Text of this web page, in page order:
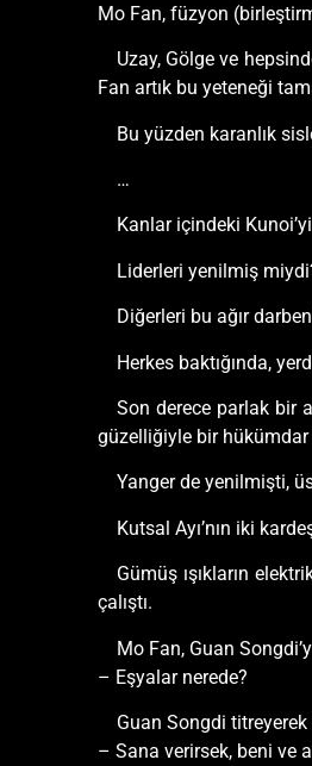
Mo Fan, füzyon
Uzay, Gölge ve
Fan artık bu yeteneği
Bu yüzden karanlık
…
Kanlar içindeki
Liderleri yenilmiş
Diğerleri bu ağır
Herkes baktığında,
Son derece parlak bir
güzelliğiyle bir
Yanger de yenilmişti,
Kutsal Ayı’nın iki
Gümüş ışıkların
çalıştı.
Mo Fan, Guan
– Eşyalar nerede?
Guan Songdi
– Sana verirsek, beni ve